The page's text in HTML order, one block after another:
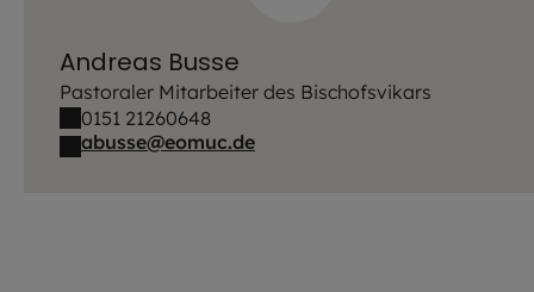
Andreas Busse
Pastoraler Mitarbeiter des Bischofsvikars
0151 21260648
abusse@eomuc.de